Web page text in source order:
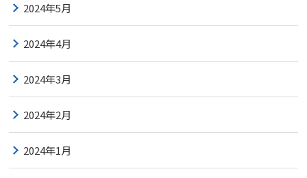
2024年5月
2024年4月
2024年3月
2024年2月
2024年1月